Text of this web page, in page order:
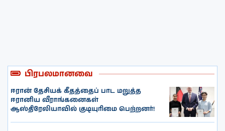
பிரபலமானவை
ஈரான் தேசியக் கீதத்தைப் பாட மறுத்த
ஈரானிய வீராங்கனைகள்
ஆஸ்திரேலியாவில் குடியுரிமை பெற்றனர்!